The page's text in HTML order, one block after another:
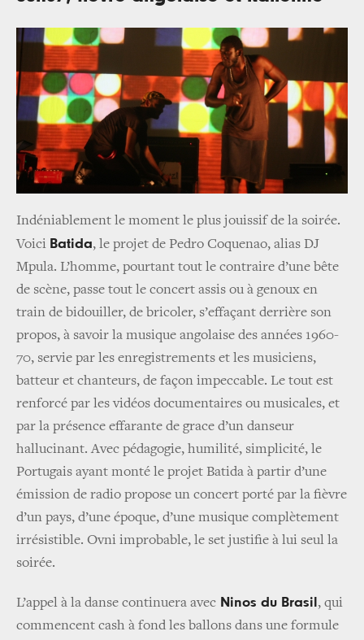
Indéniablement le moment le plus jouissif de la soirée.
Voici Batida, le projet de Pedro Coquenao, alias DJ
Mpula. L’homme, pourtant tout le contraire d’une bête
de scène, passe tout le concert assis ou à genoux en
train de bidouiller, de bricoler, s’effaçant derrière son
propos, à savoir la musique angolaise des années 1960-
70, servie par les enregistrements et les musiciens,
batteur et chanteurs, de façon impeccable. Le tout est
renforcé par les vidéos documentaires ou musicales, et
par la présence effarante de grace d’un danseur
hallucinant. Avec pédagogie, humilité, simplicité, le
Portugais ayant monté le projet Batida à partir d’une
émission de radio propose un concert porté par la fièvre
d’un pays, d’une époque, d’une musique complètement
irrésistible. Ovni improbable, le set justifie à lui seul la
soirée.
L’appel à la danse continuera avec Ninos du Brasil , qui
commencent cash à fond les ballons dans une formule